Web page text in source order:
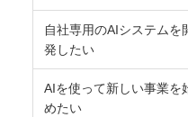
自社専用のAIシステムを
発したい
AIを使って新しい事業を
めたい